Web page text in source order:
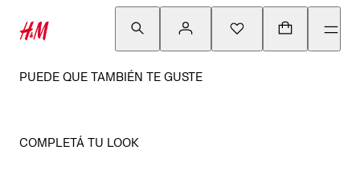
PUEDE QUE TAMBIÉN TE GUSTE
COMPLETÁ TU LOOK